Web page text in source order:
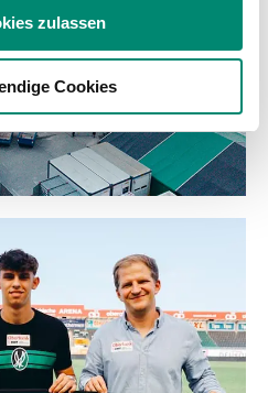
möglicherweise mit
die Sie ihnen bereitgestellt
Ihrer Nutzung der Dienste
zu Speicherdauer und
unserer
zulassen
Cookies